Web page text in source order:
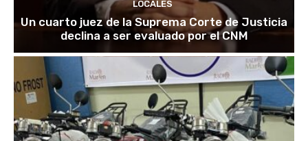
LOCALES
Un cuarto juez de la Suprema Corte de Justicia
declina a ser evaluado por el CNM